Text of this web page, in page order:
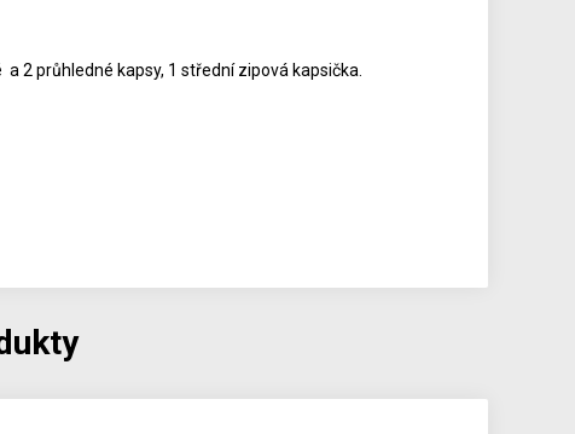
2 průhledné kapsy, 1 střední zipová kapsička.